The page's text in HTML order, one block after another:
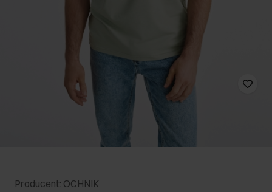
Producent: OCHNIK